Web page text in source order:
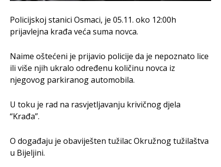
Policijskoj stanici Osmaci, je 05.11. oko 12:00h
prijavlejna krađa veća suma novca.
Naime oštećeni je prijavio policije da je nepoznato lice
ili više njih ukralo određenu količinu novca iz
njegovog parkiranog automobila.
U toku je rad na rasvjetljavanju krivičnog djela
“Krađa”.
O događaju je obaviješten tužilac Okružnog tužilaštva
u Bijeljini.